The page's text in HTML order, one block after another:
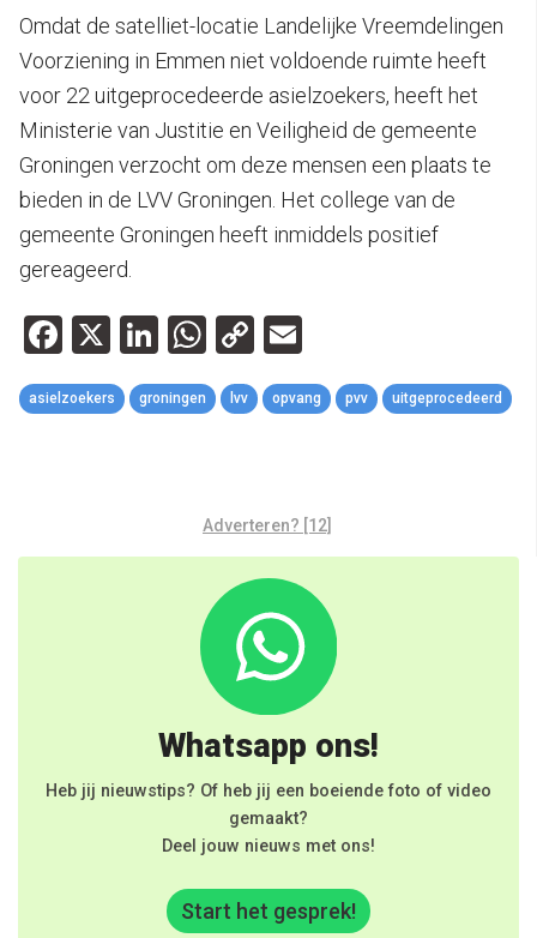
Omdat de satelliet-locatie Landelijke Vreemdelingen
Voorziening in Emmen niet voldoende ruimte heeft
voor 22 uitgeprocedeerde asielzoekers, heeft het
Ministerie van Justitie en Veiligheid de gemeente
Groningen verzocht om deze mensen een plaats te
bieden in de LVV Groningen. Het college van de
gemeente Groningen heeft inmiddels positief
gereageerd.
Facebook
X LinkedIn
WhatsApp
Copy
Link
asielzoekers groningen lvv opvang pvv uitgeprocedeerd
Adverteren? [12]
Whatsapp ons!
Heb jij nieuwstips? Of heb jij een boeiende foto of video
gemaakt?
Deel jouw nieuws met ons!
Start het gesprek!